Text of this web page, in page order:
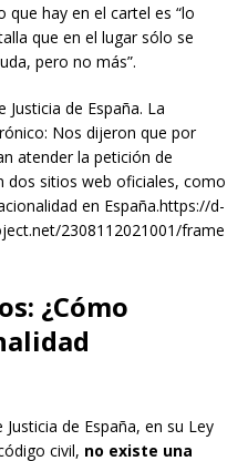
que hay en el cartel es “lo
que en el lugar sólo se
pero no más”.
de España. La
Nos dijeron que por
atender la petición de
dos sitios web oficiales, como
en España.https://d-
2308112021001/frame
¿Cómo
de España, en su Ley
civil, no existe una